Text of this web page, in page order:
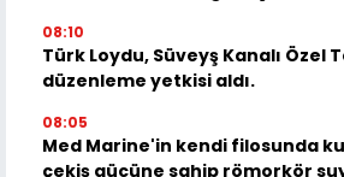
08:10
Türk Loydu, Süveyş Kanalı Özel
düzenleme yetkisi aldı.
08:05
Med Marine'in kendi filosunda
çekiş gücüne sahip römorkör